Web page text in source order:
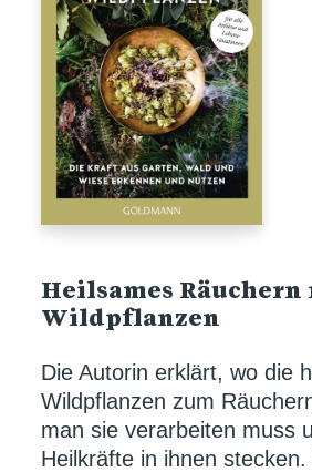
Heilsames Räuchern
Wildpflanzen
Die Autorin erklärt, wo die
Wildpflanzen zum
man sie verarbeiten muss
Heilkräfte in ihnen